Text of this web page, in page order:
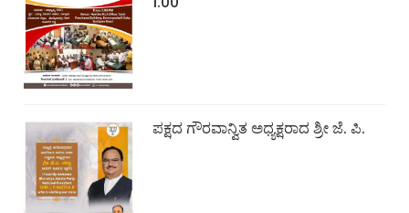
ಪಕ್ಷದ ಗೌರವಾನ್ವಿತ ಅಧ್ಯಕ್ಷರಾದ ಶ್ರೀ ಜೆ. ಪಿ.